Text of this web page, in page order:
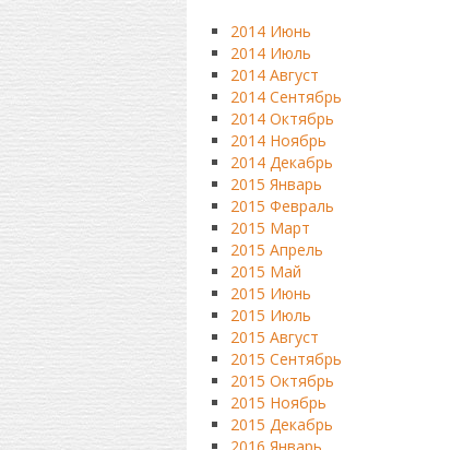
2014 Июнь
2014 Июль
2014 Август
2014 Сентябрь
2014 Октябрь
2014 Ноябрь
2014 Декабрь
2015 Январь
2015 Февраль
2015 Март
2015 Апрель
2015 Май
2015 Июнь
2015 Июль
2015 Август
2015 Сентябрь
2015 Октябрь
2015 Ноябрь
2015 Декабрь